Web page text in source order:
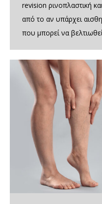
revision ρινοπλαστική
από το αν υπάρχει
που μπορεί να